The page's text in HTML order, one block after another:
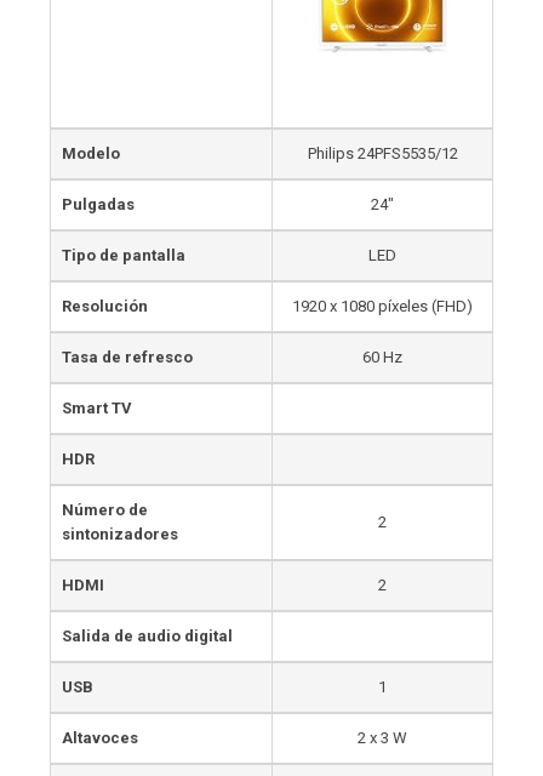
Modelo Philips 24PFS5535/12
Pulgadas 24″
Tipo de pantalla LED
Resolución 1920 x 1080 píxeles (FHD)
Tasa de refresco 60 Hz
Smart TV
HDR
Número de
sintonizadores
2
HDMI 2
Salida de audio digital
USB 1
Altavoces 2 x 3 W